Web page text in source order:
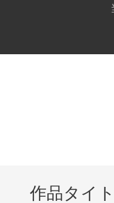
作品タイ